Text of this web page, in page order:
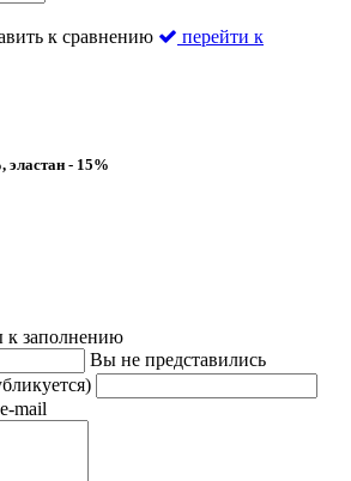
к сравнению
перейти к
эластан - 15%
к заполнению
Вы не представились
mail